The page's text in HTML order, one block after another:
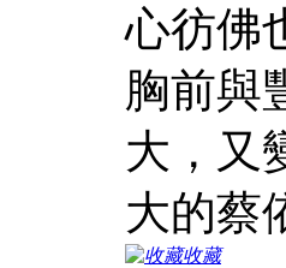
心彷佛
胸前與
大，又
大的蔡
收藏